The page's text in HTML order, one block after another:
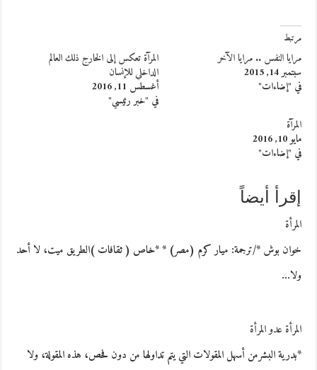
مرتبط
مرايا النفس .. مرايا الآخر
سبتمبر 14, 2015
في "إضاءات"
المرآة تعكس إلى الخارج ذلك العالم
الداخلي للإنسان
أغسطس 11, 2016
في "خبر رئيسي"
المرآة
مايو 10, 2016
في "إضاءات"
إقرأ أيضاً
المرأة
خوان بوش */ترجمة: ميار كرم (مصر) * *خاص ( ثقافات )الطريق ميت، لا أحد
ولا…
المرأة عدو المرأة
*بدرية البشرمن أسهل المقولات التي يتم تداولها من دون فحص، هذه المقولة، ولا